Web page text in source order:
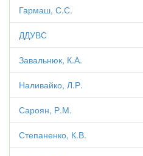
Гармаш, С.С.
ДДУВС
Завальнюк, К.А.
Наливайко, Л.Р.
Сароян, Р.М.
Степаненко, К.В.